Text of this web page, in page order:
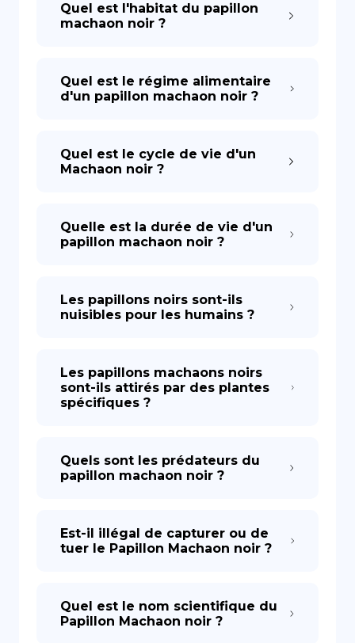
Quel est l'habitat du papillon
machaon noir ?
Quel est le régime alimentaire
d'un papillon machaon noir ?
Quel est le cycle de vie d'un
Machaon noir ?
Quelle est la durée de vie d'un
papillon machaon noir ?
Les papillons noirs sont-ils
nuisibles pour les humains ?
Les papillons machaons noirs
sont-ils attirés par des plantes
spécifiques ?
Quels sont les prédateurs du
papillon machaon noir ?
Est-il illégal de capturer ou de
tuer le Papillon Machaon noir ?
Quel est le nom scientifique du
Papillon Machaon noir ?